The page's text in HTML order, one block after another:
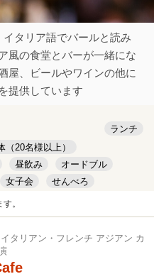
タリア語でバールと読み
風の食堂とバーが一緒にな
屋、ビールやワインの他に
提供しています
ランチ
（20名様以上）
昼飲み
オードブル
女子会
せんべろ
。
タリアン・フレンチ アジアン カ